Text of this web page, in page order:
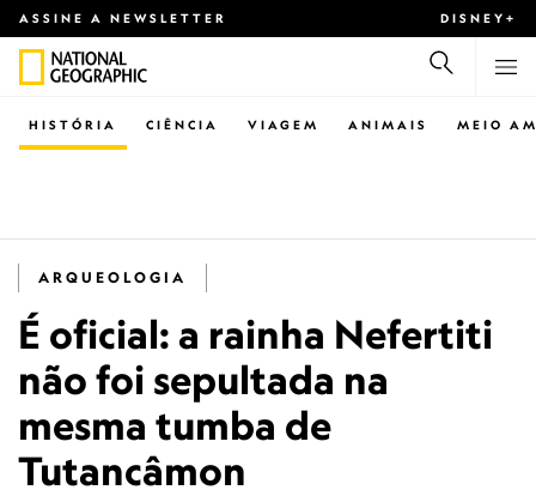
ASSINE A NEWSLETTER DISNEY+
CIÊNCIA VIAGEM ANIMAIS
HISTÓRIA MEIO
ARQUEOLOGIA
É oficial: a rainha Nefertiti
não foi sepultada na
mesma tumba de
Tutancâmon